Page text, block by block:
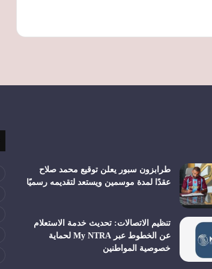
طرابزون سبور يعلن توقيع محمد صلاح
عقدًا لمدة موسمين ويستعد لتقديمه رسميًا
تنظيم الاتصالات: تحديث خدمة الاستعلام
عن الخطوط عبر My NTRA لحماية
خصوصية المواطنين